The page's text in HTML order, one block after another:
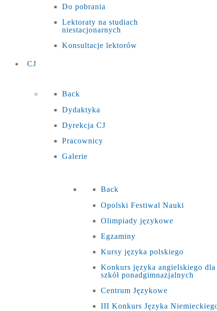
Do pobrania
Lektoraty na studiach
niestacjonarnych
Konsultacje lektorów
CJ
Back
Dydaktyka
Dyrekcja CJ
Pracownicy
Galerie
Back
Opolski Festiwal Nauki
Olimpiady językowe
Egzaminy
Kursy języka polskiego
Konkurs języka angielskiego dla
szkół ponadgimnazjalnych
Centrum Językowe
III Konkurs Języka